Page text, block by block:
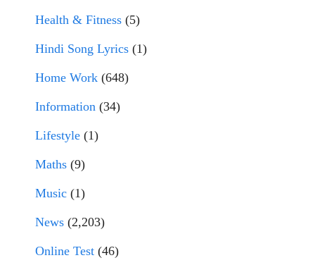
Health & Fitness (5)
Hindi Song Lyrics (1)
Home Work (648)
Information (34)
Lifestyle (1)
Maths (9)
Music (1)
News (2,203)
Online Test (46)